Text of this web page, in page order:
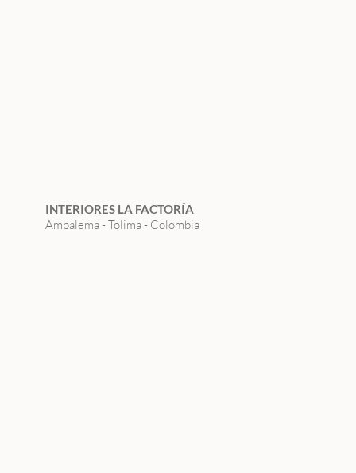
INTERIORES LA FACTORÍA
Ambalema - Tolima - Colombia